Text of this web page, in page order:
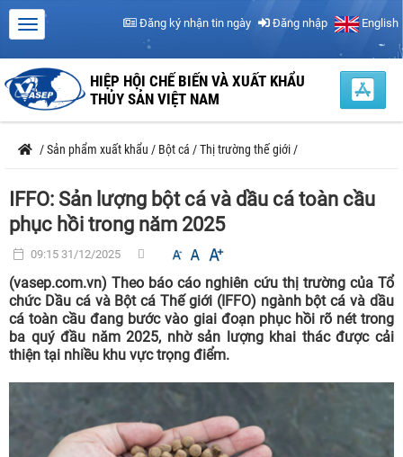
Đăng ký nhận tin ngày Đăng nhập English
HIỆP HỘI CHẾ BIẾN VÀ XUẤT KHẨU
THỦY SẢN VIỆT NAM
/Sản phẩm xuất khẩu / Bột cá /Thị trường thế giới /
IFFO: Sản lượng bột cá và dầu cá toàn cầu
phục hồi trong năm 2025
09:15 31/12/2025
(vasep.com.vn) Theo báo cáo nghiên cứu thị trường của Tổ
chức Dầu cá và Bột cá Thế giới (IFFO) ngành bột cá và dầu
cá toàn cầu đang bước vào giai đoạn phục hồi rõ nét trong
ba quý đầu năm 2025, nhờ sản lượng khai thác được cải
thiện tại nhiều khu vực trọng điểm.